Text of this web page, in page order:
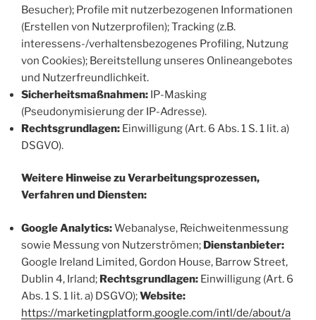
Besucher); Profile mit nutzerbezogenen Informationen
(Erstellen von Nutzerprofilen); Tracking (z.B.
interessens-/verhaltensbezogenes Profiling, Nutzung
von Cookies); Bereitstellung unseres Onlineangebotes
und Nutzerfreundlichkeit.
Sicherheitsmaßnahmen: IP-Masking
(Pseudonymisierung der IP-Adresse).
Rechtsgrundlagen: Einwilligung (Art. 6 Abs. 1 S. 1 lit. a)
DSGVO).
Weitere Hinweise zu Verarbeitungsprozessen,
Verfahren und Diensten:
Google Analytics:Webanalyse, Reichweitenmessung
sowie Messung von Nutzerströmen; Dienstanbieter:
Google Ireland Limited, Gordon House, Barrow Street,
Dublin 4, Irland; Rechtsgrundlagen: Einwilligung (Art. 6
Abs. 1 S. 1 lit. a) DSGVO);Website:
https://marketingplatform.google.com/intl/de/about/a